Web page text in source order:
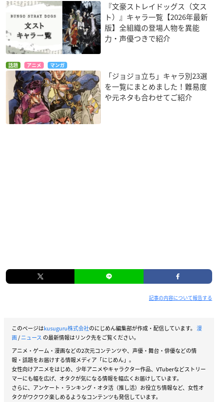
『文豪ストレイドッグス（文ス
ト）』キャラ一覧【2026年最新
版】全組織の登場人物を異能
力・声優つきで紹介
話題 アニメ マンガ
「ジョジョ立ち」キャラ別23選
を一覧にまとめました！難易度
や元ネタも合わせてご紹介
記事の内容について報告する
このページはkusuguru株式会社のにじめん編集部が作成・配信しています。 漫
画/ニュース の最新情報はリンク先をご覧ください。
アニメ・ゲーム・漫画などの2次元コンテンツや、声優・舞台・俳優などの情
報・話題をお届けする情報メディア「にじめん」。
女性向けアニメをはじめ、少年アニメやキャラクター作品、VTuberなどストリー
マーにも幅を広げ、オタクが気になる情報を幅広くお届けしています。
さらに、アンケート・ランキング・オタ活（推し活）お役立ち情報など、女性オ
タクがワクワク楽しめるようなコンテンツも発信しています。